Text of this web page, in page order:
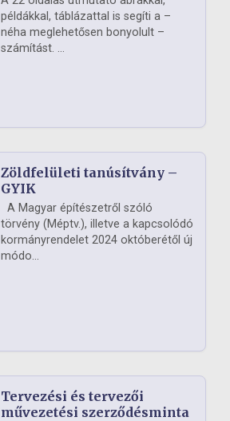
példákkal, táblázattal is segíti a –
néha meglehetősen bonyolult –
számítást. ...
Zöldfelületi tanúsítvány –
GYIK
A Magyar építészetről szóló
törvény (Méptv.), illetve a kapcsolódó
kormányrendelet 2024 októberétől új
módo...
Tervezési és tervezői
művezetési szerződésminta